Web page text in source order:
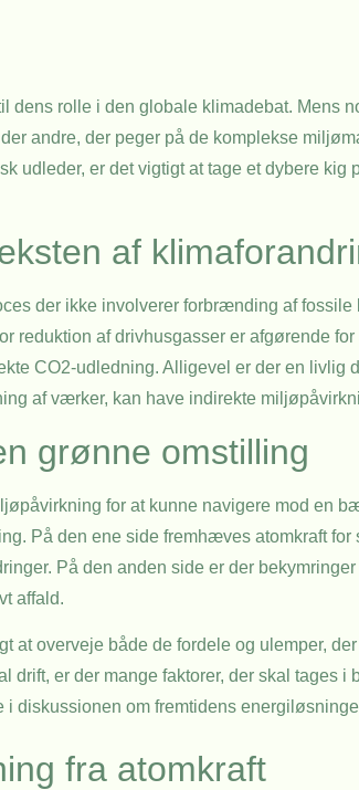
rolle i den globale klimadebat. Mens
andre, der peger på de komplekse
udleder, er det vigtigt at tage et dybere
af
der ikke involverer forbrænding af
reduktion af drivhusgasser er afgørende
CO2-udledning. Alligevel er der en livlig
af værker, kan have indirekte
grønne omstilling
for at kunne navigere mod en
På den ene side fremhæves atomkraft for
På den anden side er der
affald.
overveje både de fordele og ulemper,
er der mange faktorer, der skal tages i
diskussionen om fremtidens
fra atomkraft